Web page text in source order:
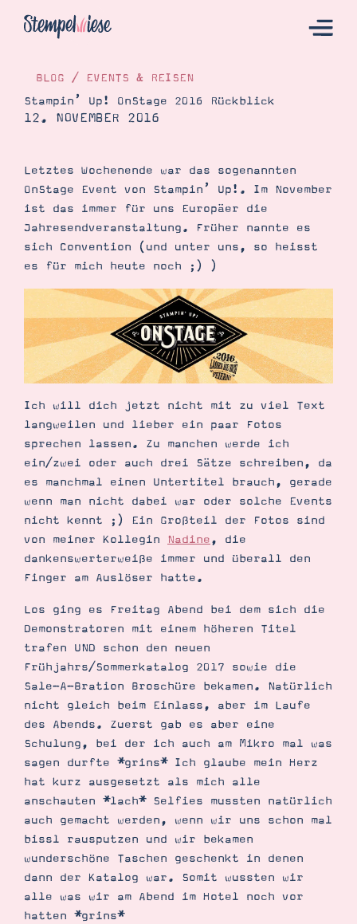
Katalog
Bestellen
Kontakt
Angebote
Demonstrator werden
Blog
Produkte erklärt
Über mich
Über Stampin’ Up!
Tipps & Tricks
Ordnungstipps
BLOG / EVENTS & REISEN
Stampin’ Up! OnStage 2016 Rückblick
12. NOVEMBER 2016
Letztes Wochenende war das sogenannten
OnStage Event von Stampin’ Up!. Im November
ist das immer für uns Europäer die
Jahresendveranstaltung. Früher nannte es
sich Convention (und unter uns, so heisst
es für mich heute noch ;) )
Ich will dich jetzt nicht mit zu viel Text
langweilen und lieber ein paar Fotos
sprechen lassen. Zu manchen werde ich
ein/zwei oder auch drei Sätze schreiben, da
es manchmal einen Untertitel brauch, gerade
wenn man nicht dabei war oder solche Events
nicht kennt ;) Ein Großteil der Fotos sind
von meiner Kollegin Nadine, die
dankenswerterweiße immer und überall den
Finger am Auslöser hatte.
Los ging es Freitag Abend bei dem sich die
Demonstratoren mit einem höheren Titel
trafen UND schon den neuen
Frühjahrs/Sommerkatalog 2017 sowie die
Sale-A-Bration Broschüre bekamen. Natürlich
nicht gleich beim Einlass, aber im Laufe
des Abends. Zuerst gab es aber eine
Schulung, bei der ich auch am Mikro mal was
sagen durfte *grins* Ich glaube mein Herz
hat kurz ausgesetzt als mich alle
anschauten *lach* Selfies mussten natürlich
auch gemacht werden, wenn wir uns schon mal
bissl rausputzen und wir bekamen
wunderschöne Taschen geschenkt in denen
dann der Katalog war. Somit wussten wir
alle was wir am Abend im Hotel noch vor
hatten *grins*